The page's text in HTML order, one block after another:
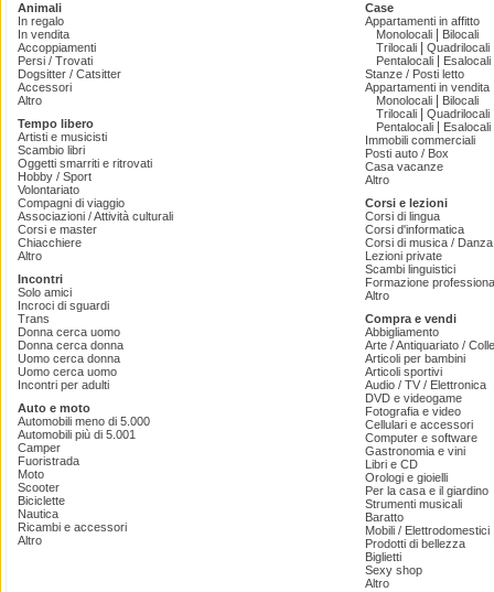
Animali
In regalo
In vendita
Accoppiamenti
Persi / Trovati
Dogsitter / Catsitter
Accessori
Altro
Tempo libero
Artisti e musicisti
Scambio libri
Oggetti smarriti e ritrovati
Hobby / Sport
Volontariato
Compagni di viaggio
Associazioni / Attività culturali
Corsi e master
Chiacchiere
Altro
Incontri
Solo amici
Incroci di sguardi
Trans
Donna cerca uomo
Donna cerca donna
Uomo cerca donna
Uomo cerca uomo
Incontri per adulti
Auto e moto
Automobili meno di 5.000
Automobili più di 5.001
Camper
Fuoristrada
Moto
Scooter
Biciclette
Nautica
Ricambi e accessori
Altro
Case
Appartamenti in affitto
Monolocali
Bilocali
Trilocali
Quadrilocali
Pentalocali
Esalocali
Stanze / Posti letto
Appartamenti in vendita
Monolocali
Bilocali
Trilocali
Quadrilocali
Pentalocali
Esalocali
Immobili commerciali
Posti auto / Box
Casa vacanze
Altro
Corsi e lezioni
Corsi di lingua
Corsi d'informatica
Corsi di musica /
Lezioni private
Scambi linguistici
Formazione
Altro
Compra e vendi
Abbigliamento
Arte / Antiquariato /
Articoli per bambini
Articoli sportivi
Audio / TV / Elettronica
DVD e videogame
Fotografia e video
Cellulari e accessori
Computer e software
Gastronomia e vini
Libri e CD
Orologi e gioielli
Per la casa e il giardino
Strumenti musicali
Baratto
Mobili / Elettrodomestici
Prodotti di bellezza
Biglietti
Sexy shop
Altro